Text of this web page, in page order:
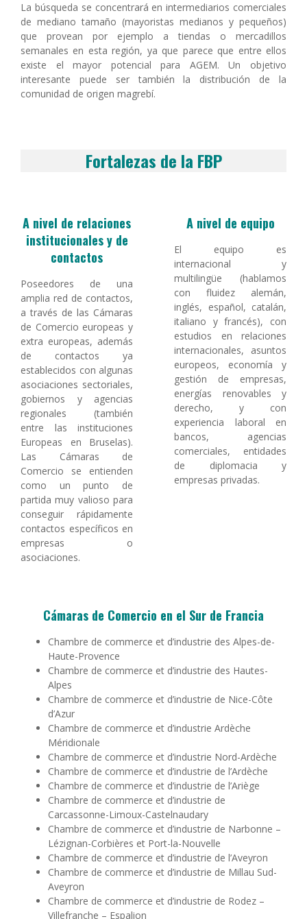
La búsqueda se concentrará en intermediarios comerciales
de mediano tamaño (mayoristas medianos y pequeños)
que provean por ejemplo a tiendas o mercadillos
semanales en esta región, ya que parece que entre ellos
existe el mayor potencial para AGEM. Un objetivo
interesante puede ser también la distribución de la
comunidad de origen magrebí.
Fortalezas de la FBP
A nivel de relaciones
institucionales y de
contactos
Poseedores de una
amplia red de contactos,
a través de las Cámaras
de Comercio europeas y
extra europeas, además
de contactos ya
establecidos con algunas
asociaciones sectoriales,
gobiernos y agencias
regionales (también
entre las instituciones
Europeas en Bruselas).
Las Cámaras de
Comercio se entienden
como un punto de
partida muy valioso para
conseguir rápidamente
contactos específicos en
empresas o
asociaciones.
A nivel de equipo
El equipo es
internacional y
multilingüe (hablamos
con fluidez alemán,
inglés, español, catalán,
italiano y francés), con
estudios en relaciones
internacionales, asuntos
europeos, economía y
gestión de empresas,
energías renovables y
derecho, y con
experiencia laboral en
bancos, agencias
comerciales, entidades
de diplomacia y
empresas privadas.
Cámaras de Comercio en el Sur de Francia
Chambre de commerce et d’industrie des Alpes-de-
Haute-Provence
Chambre de commerce et d’industrie des Hautes-
Alpes
Chambre de commerce et d’industrie de Nice-Côte
d’Azur
Chambre de commerce et d’industrie Ardèche
Méridionale
Chambre de commerce et d’industrie Nord-Ardèche
Chambre de commerce et d’industrie de l’Ardèche
Chambre de commerce et d’industrie de l’Ariège
Chambre de commerce et d’industrie de
Carcassonne-Limoux-Castelnaudary
Chambre de commerce et d’industrie de Narbonne –
Lézignan-Corbières et Port-la-Nouvelle
Chambre de commerce et d’industrie de l’Aveyron
Chambre de commerce et d’industrie de Millau Sud-
Aveyron
Chambre de commerce et d’industrie de Rodez –
Villefranche – Espalion